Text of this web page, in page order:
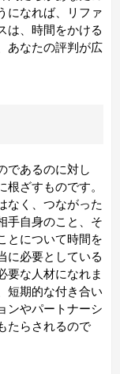
になれば、リファ
は、時間をかける
あなたの評判が広
であるのに対し
ざすものです。
なく、つながった
手自身のこと、そ
とについて時間を
に必要としている
要な人材になれま
短期的な付き合い
ンやパートナーシ
たらされるので